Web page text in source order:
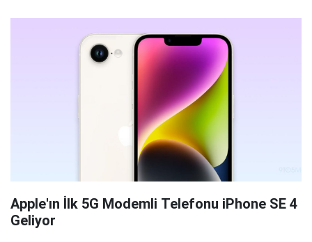
Apple'ın İlk 5G Modemli Telefonu iPhone SE 4
Geliyor